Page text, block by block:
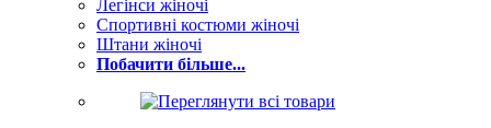
Легінси жіночі
Спортивні костюми жіночі
Штани жіночі
Побачити більше...